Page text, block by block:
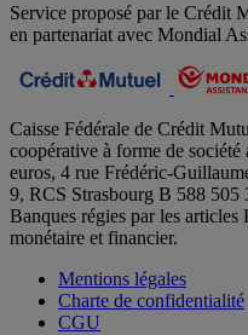
Service proposé par le Crédit
en partenariat avec Mondial
Caisse Fédérale de Crédit
coopérative à forme de
euros, 4 rue Frédéric-
9, RCS Strasbourg B 588
Banques régies par les
monétaire et financier.
Mentions légales
Charte de confidentialité
CGU